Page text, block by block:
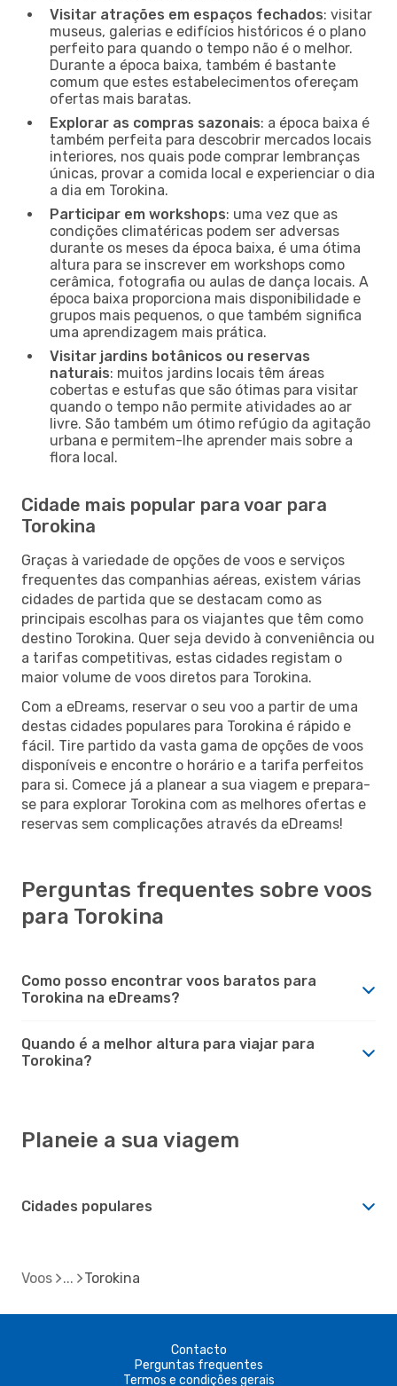
Visitar atrações em espaços fechados: visitar
museus, galerias e edifícios históricos é o plano
perfeito para quando o tempo não é o melhor.
Durante a época baixa, também é bastante
comum que estes estabelecimentos ofereçam
ofertas mais baratas.
Explorar as compras sazonais: a época baixa é
também perfeita para descobrir mercados locais
interiores, nos quais pode comprar lembranças
únicas, provar a comida local e experienciar o dia
a dia em Torokina.
Participar em workshops: uma vez que as
condições climatéricas podem ser adversas
durante os meses da época baixa, é uma ótima
altura para se inscrever em workshops como
cerâmica, fotografia ou aulas de dança locais. A
época baixa proporciona mais disponibilidade e
grupos mais pequenos, o que também significa
uma aprendizagem mais prática.
Visitar jardins botânicos ou reservas
naturais: muitos jardins locais têm áreas
cobertas e estufas que são ótimas para visitar
quando o tempo não permite atividades ao ar
livre. São também um ótimo refúgio da agitação
urbana e permitem-lhe aprender mais sobre a
flora local.
Cidade mais popular para voar para
Torokina
Graças à variedade de opções de voos e serviços
frequentes das companhias aéreas, existem várias
cidades de partida que se destacam como as
principais escolhas para os viajantes que têm como
destino Torokina. Quer seja devido à conveniência ou
a tarifas competitivas, estas cidades registam o
maior volume de voos diretos para Torokina.
Com a eDreams, reservar o seu voo a partir de uma
destas cidades populares para Torokina é rápido e
fácil. Tire partido da vasta gama de opções de voos
disponíveis e encontre o horário e a tarifa perfeitos
para si. Comece já a planear a sua viagem e prepara-
se para explorar Torokina com as melhores ofertas e
reservas sem complicações através da eDreams!
Perguntas frequentes sobre voos
para Torokina
Como posso encontrar voos baratos para
Torokina na eDreams?
Quando é a melhor altura para viajar para
Torokina?
Planeie a sua viagem
Cidades populares
Voos Torokina
Contacto
Perguntas frequentes
Termos e condições gerais